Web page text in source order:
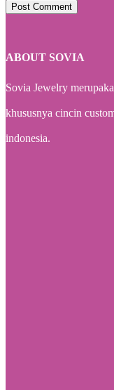
Post Comment
ABOUT SOVIA
Sovia Jewelry
khususnya cincin
indonesia.